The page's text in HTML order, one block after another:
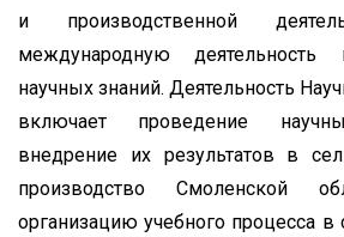
и производственной
международную деятельность
научных знаний. Деятельность
включает проведение
внедрение их результатов в
производство Смоленской
организацию учебного процесса в